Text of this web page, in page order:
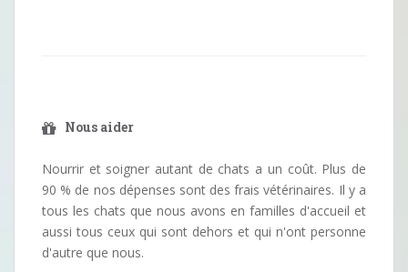
Nous aider
Nourrir et soigner autant de chats a un coût. Plus de
90 % de nos dépenses sont des frais vétérinaires. Il y a
tous les chats que nous avons en familles d'accueil et
aussi tous ceux qui sont dehors et qui n'ont personne
d'autre que nous.